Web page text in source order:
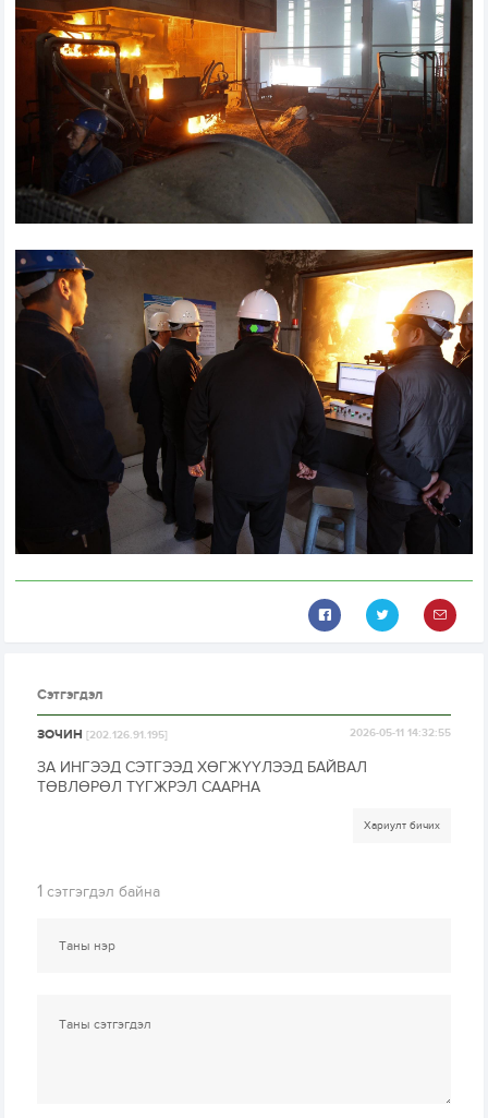
Сэтгэгдэл
ЗОЧИН[202.126.91.195] 2026-05-11 14:32:55
ЗА ИНГЭЭД СЭТГЭЭД ХӨГЖҮҮЛЭЭД БАЙВАЛ
ТӨВЛӨРӨЛ ТҮГЖРЭЛ СААРНА
Хариулт бичих
1 сэтгэгдэл байна